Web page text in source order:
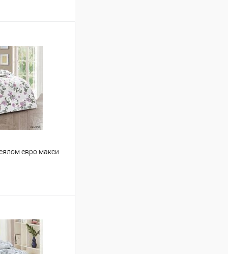
евро макси
Сравнение